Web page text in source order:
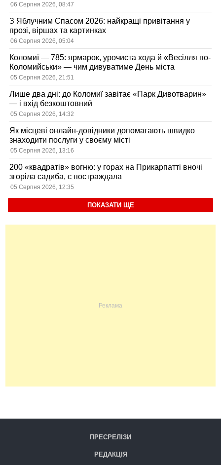
06 Серпня 2026, 08:47
З Яблучним Спасом 2026: найкращі привітання у
прозі, віршах та картинках
06 Серпня 2026, 05:04
Коломиї — 785: ярмарок, урочиста хода й «Весілля по-
Коломийськи» — чим дивуватиме День міста
05 Серпня 2026, 21:51
Лише два дні: до Коломиї завітає «Парк Дивотварин»
— і вхід безкоштовний
05 Серпня 2026, 14:32
Як місцеві онлайн-довідники допомагають швидко
знаходити послуги у своєму місті
05 Серпня 2026, 13:16
200 «квадратів» вогню: у горах на Прикарпатті вночі
згоріла садиба, є постраждала
05 Серпня 2026, 12:35
ПОКАЗАТИ ЩЕ
ПРЕСРЕЛІЗИ
РЕДАКЦІЯ